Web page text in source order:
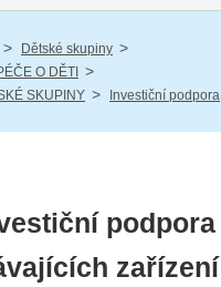
/ Dětské skupiny /
O DĚTI /
SKUPINY / Investiční podpora
podpora
zařízení